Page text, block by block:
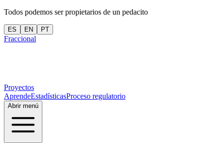
Todos podemos ser propietarios de un pedacito
ES EN PT
Fraccional
Proyectos
AprendeEstadísticasProceso regulatorio
Abrir menú